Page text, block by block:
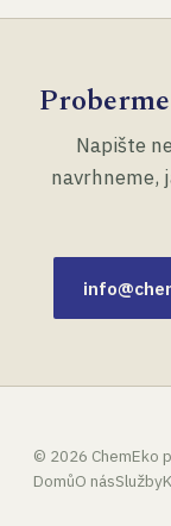
Napište
navrhneme,
© 2026 ChemEko
DomůO násSlužby